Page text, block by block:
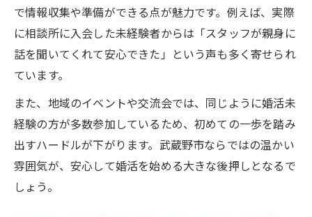
宝物探しを楽しむ婚活未経験の心構えとは
婚活未経験でも武蔵野市で仲間と一緒に楽
しむ方法
初めての婚活も安心できる武蔵野市の魅力
婚活未経験者に優しい武蔵野市のサービス
体制
初婚活で安心できる武蔵野市のサポートの
特徴
で情報収集や準備ができる点が魅力です。例えば、実際
に相談所に入会した未経験者からは「スタッフが親身に
話を聞いてくれて安心できた」という声も多く寄せられ
ています。
また、地域のイベントや交流会では、同じように婚活未
経験の方が多数参加しているため、初めての一歩を踏み
出すハードルが下がります。武蔵野市ならではの温かい
雰囲気が、安心して婚活を始める大きな後押しとなるで
しょう。